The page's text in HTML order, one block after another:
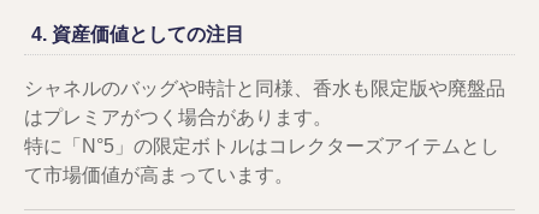
4. 資産価値としての注目
シャネルのバッグや時計と同様、香水も限定版や廃盤品
はプレミアがつく場合があります。
特に「N°5」の限定ボトルはコレクターズアイテムとし
て市場価値が高まっています。